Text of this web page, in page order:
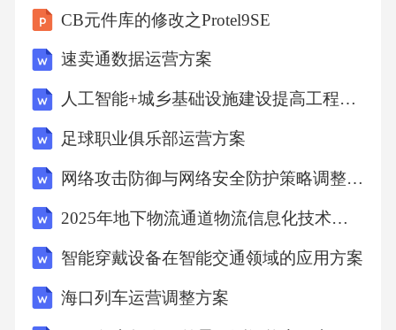
8.3预期效果的量化与评估一、总代理运营方案
持续扩大，新兴技术的融合应用，消费者需求
的多样化演变，为总代理模式提供了广阔的发
展空间。 1.1.2现有代理模式问题 传统代理
模式中存在的信息不对称、资源分散、管理效
化升级。 1.1.3总代理模式的优势 通过集中
资源、统一管理、强化服务，总代理模式能够
显著提升运营效率，降低运营成本，增强市场
响应能力。1.2问题定义 1.2.1市场定位模糊
CB元件库的修改之Protel9SE
速卖通数据运营方案
人工智能+城乡基础设施建设提高工程管理效率可行性分析
足球职业俱乐部运营方案
网络攻击防御与网络安全防护策略调整方案
2025年地下物流通道物流信息化技术应用报告
智能穿戴设备在智能交通领域的应用方案
海口列车运营调整方案